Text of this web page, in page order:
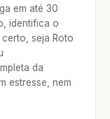
em até 30
identifica o
seja Roto
da
estresse, nem